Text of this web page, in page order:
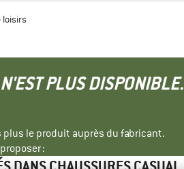
loisirs
PLUS
le produit auprès du fabricant.
: